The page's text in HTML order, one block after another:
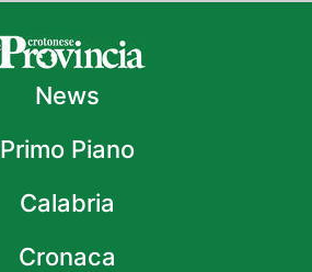
News
Primo Piano
Calabria
Cronaca